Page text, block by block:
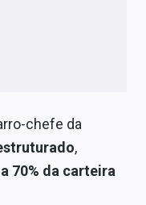
chefe da
,
a 70% da carteira